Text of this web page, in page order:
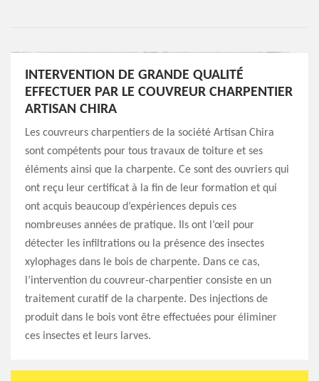
INTERVENTION DE GRANDE QUALITÉ
EFFECTUER PAR LE COUVREUR CHARPENTIER
ARTISAN CHIRA
Les couvreurs charpentiers de la société Artisan Chira
sont compétents pour tous travaux de toiture et ses
éléments ainsi que la charpente. Ce sont des ouvriers qui
ont reçu leur certificat à la fin de leur formation et qui
ont acquis beaucoup d’expériences depuis ces
nombreuses années de pratique. Ils ont l’œil pour
détecter les infiltrations ou la présence des insectes
xylophages dans le bois de charpente. Dans ce cas,
l’intervention du couvreur-charpentier consiste en un
traitement curatif de la charpente. Des injections de
produit dans le bois vont être effectuées pour éliminer
ces insectes et leurs larves.